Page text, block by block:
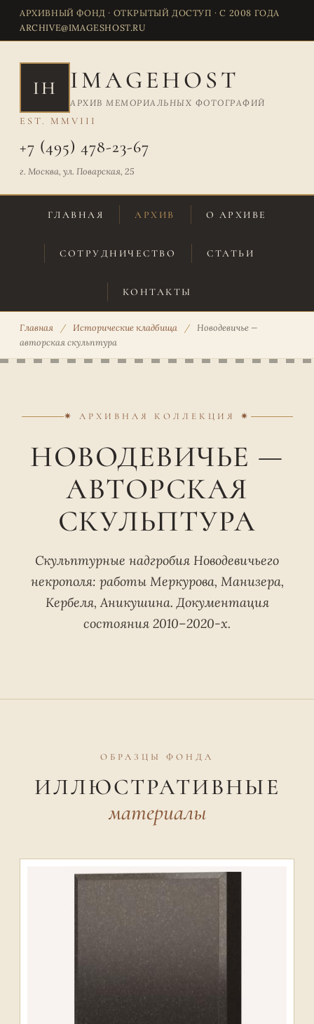
АРХИВНЫЙ ФОНД · ОТКРЫТЫЙ ДОСТУП · С 2008 ГОДА
ARCHIVE@IMAGESHOST.RU
IH IMAGEHOST
АРХИВ МЕМОРИАЛЬНЫХ ФОТОГРАФИЙ
EST. MMVIII
+7 (495) 478-23-67
г. Москва, ул. Поварская, 25
ГЛАВНАЯ АРХИВ О АРХИВЕ
СОТРУДНИЧЕСТВО СТАТЬИ
КОНТАКТЫ
Главная / Исторические кладбища /
Новодевичье —
авторская скульптура
✷ АРХИВНАЯ КОЛЛЕКЦИЯ ✷
НОВОДЕВИЧЬЕ —
АВТОРСКАЯ
СКУЛЬПТУРА
Скульптурные надгробия Новодевичьего
некрополя: работы Меркурова, Манизера,
Кербеля, Аникушина. Документация
состояния 2010–2020-х.
ОБРАЗЦЫ ФОНДА
ИЛЛЮСТРАТИВНЫЕ
материалы